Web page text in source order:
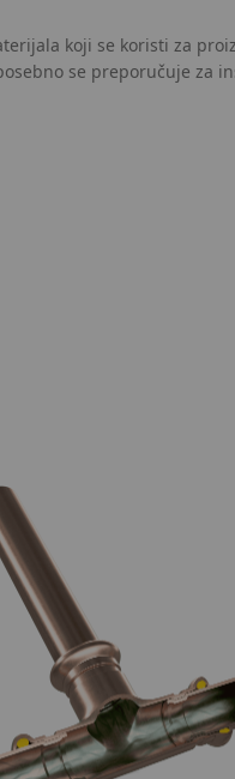
koji se koristi za
se preporučuje za